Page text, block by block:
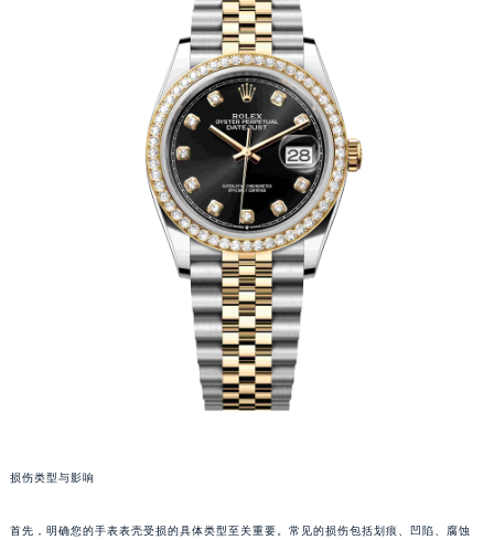
损伤类型与影响
首先，明确您的手表表壳受损的具体类型至关重要。常见的损伤包括划痕、凹陷、腐蚀